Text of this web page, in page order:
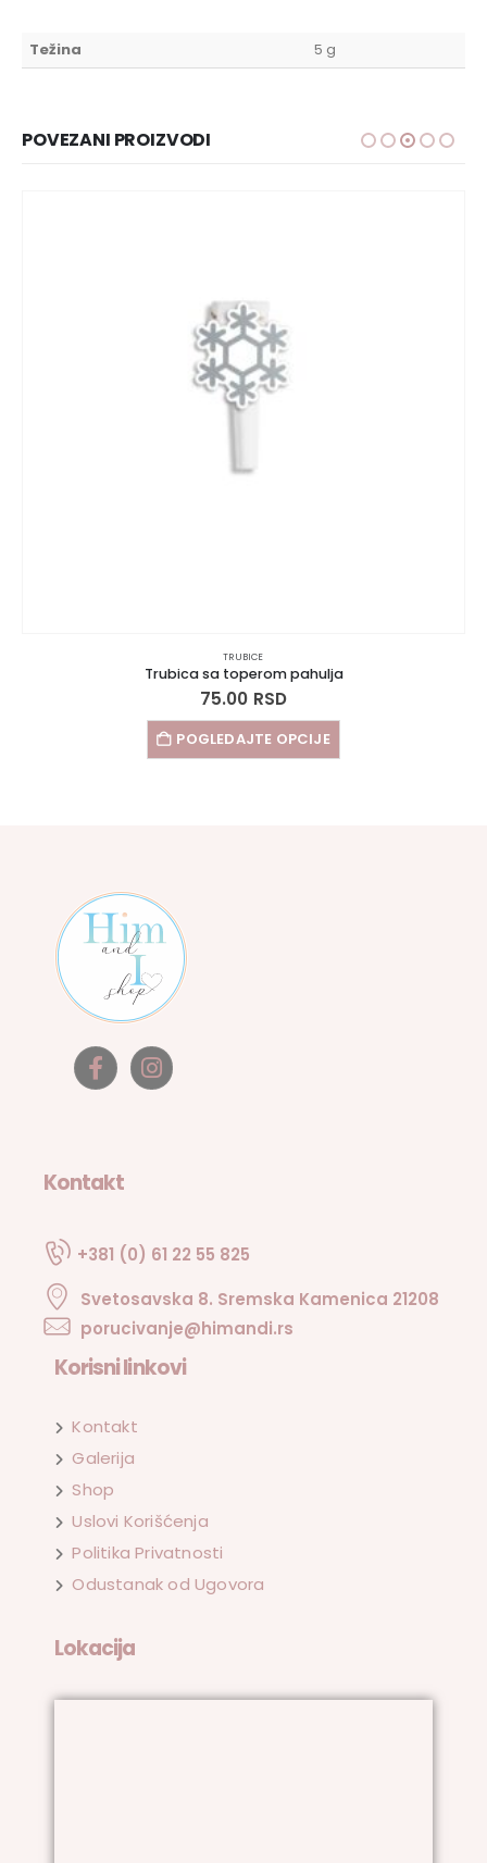
Težina 5 g
POVEZANI PROIZVODI
TRUBICE
Trubica sa toperom pahulja
75.00 RSD
POGLEDAJTE OPCIJE
Kontakt
+381 (0) 61 22 55 825
Svetosavska 8. Sremska Kamenica 21208
porucivanje@himandi.rs
Korisni linkovi
Kontakt
Galerija
Shop
Uslovi Korišćenja
Politika Privatnosti
Odustanak od Ugovora
Lokacija